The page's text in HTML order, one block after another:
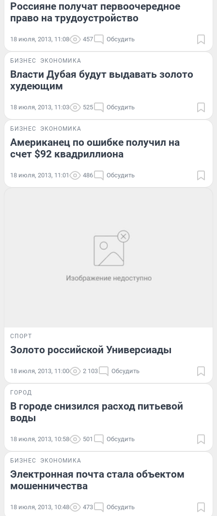
Россияне получат первоочередное
право на трудоустройство
18 июля, 2013, 11:08 457 Обсудить
БИЗНЕС ЭКОНОМИКА
Власти Дубая будут выдавать золото
худеющим
18 июля, 2013, 11:03 525 Обсудить
БИЗНЕС ЭКОНОМИКА
Американец по ошибке получил на
счет $92 квадриллиона
18 июля, 2013, 11:01 486 Обсудить
СПОРТ
Золото российской Универсиады
18 июля, 2013, 11:00 2 103 Обсудить
ГОРОД
В городе снизился расход питьевой
воды
18 июля, 2013, 10:58 501 Обсудить
БИЗНЕС ЭКОНОМИКА
Электронная почта стала объектом
мошенничества
18 июля, 2013, 10:48 473 Обсудить